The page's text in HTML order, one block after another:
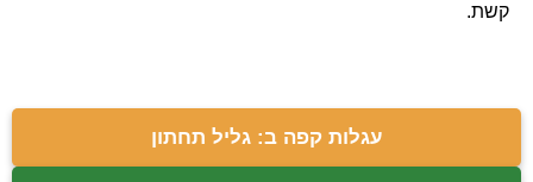
קשת.
עגלות קפה ב: גליל תחתון